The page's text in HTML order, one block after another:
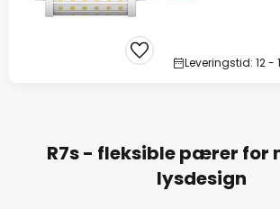
Leveringstid: 12 -
R7s - fleksible pærer for
lysdesign